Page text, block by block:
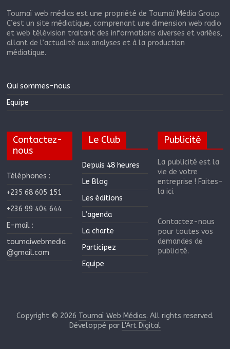
Toumaï web médias est une propriété de Toumaï Média Group.
C’est un site médiatique, comprenant une dimension web radio
et web télévision traitant des informations diverses et variées,
allant de l’actualité aux analyses et à la production
médiatique.
Qui sommes-nous
Equipe
Contactez-
nous
Téléphones :
+235 68 605 151
+236 99 404 644
E-mail :
toumaiwebmedia
@gmail.com
Le Club
Depuis 48 heures
Le Blog
Les éditions
L’agenda
La charte
Participez
Equipe
Publicité
La publicité est la
vie de votre
entreprise ! Faites-
la ici.
Contactez-nous
pour toutes vos
demandes de
publicité.
Copyright © 2026 Toumaï Web Médias. All rights reserved.
Développé par L'Art Digital